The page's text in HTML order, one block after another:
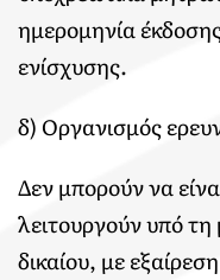
ημερομηνία
ενίσχυσης.
δ) Οργανισμός
Δεν μπορούν να
λειτουργούν υπό τη
δικαίου, με